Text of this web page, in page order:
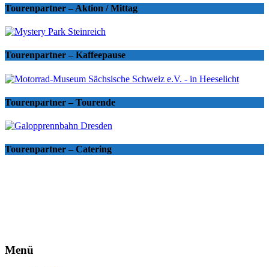
Tourenpartner – Aktion / Mittag
Tourenpartner – Kaffeepause
Tourenpartner – Tourende
Tourenpartner – Catering
Menü